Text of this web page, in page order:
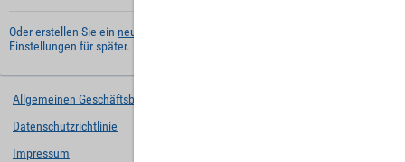
Oder erstellen Sie ein neues Benutzerkonto
Einstellungen für später.
Allgemeinen Geschäftsbedingungen
Datenschutzrichtlinie
Impressum